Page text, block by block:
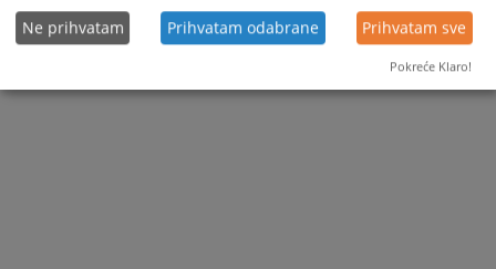
Ne prihvatam Prihvatam odabrane Prihvatam sve
Pokreće Klaro!